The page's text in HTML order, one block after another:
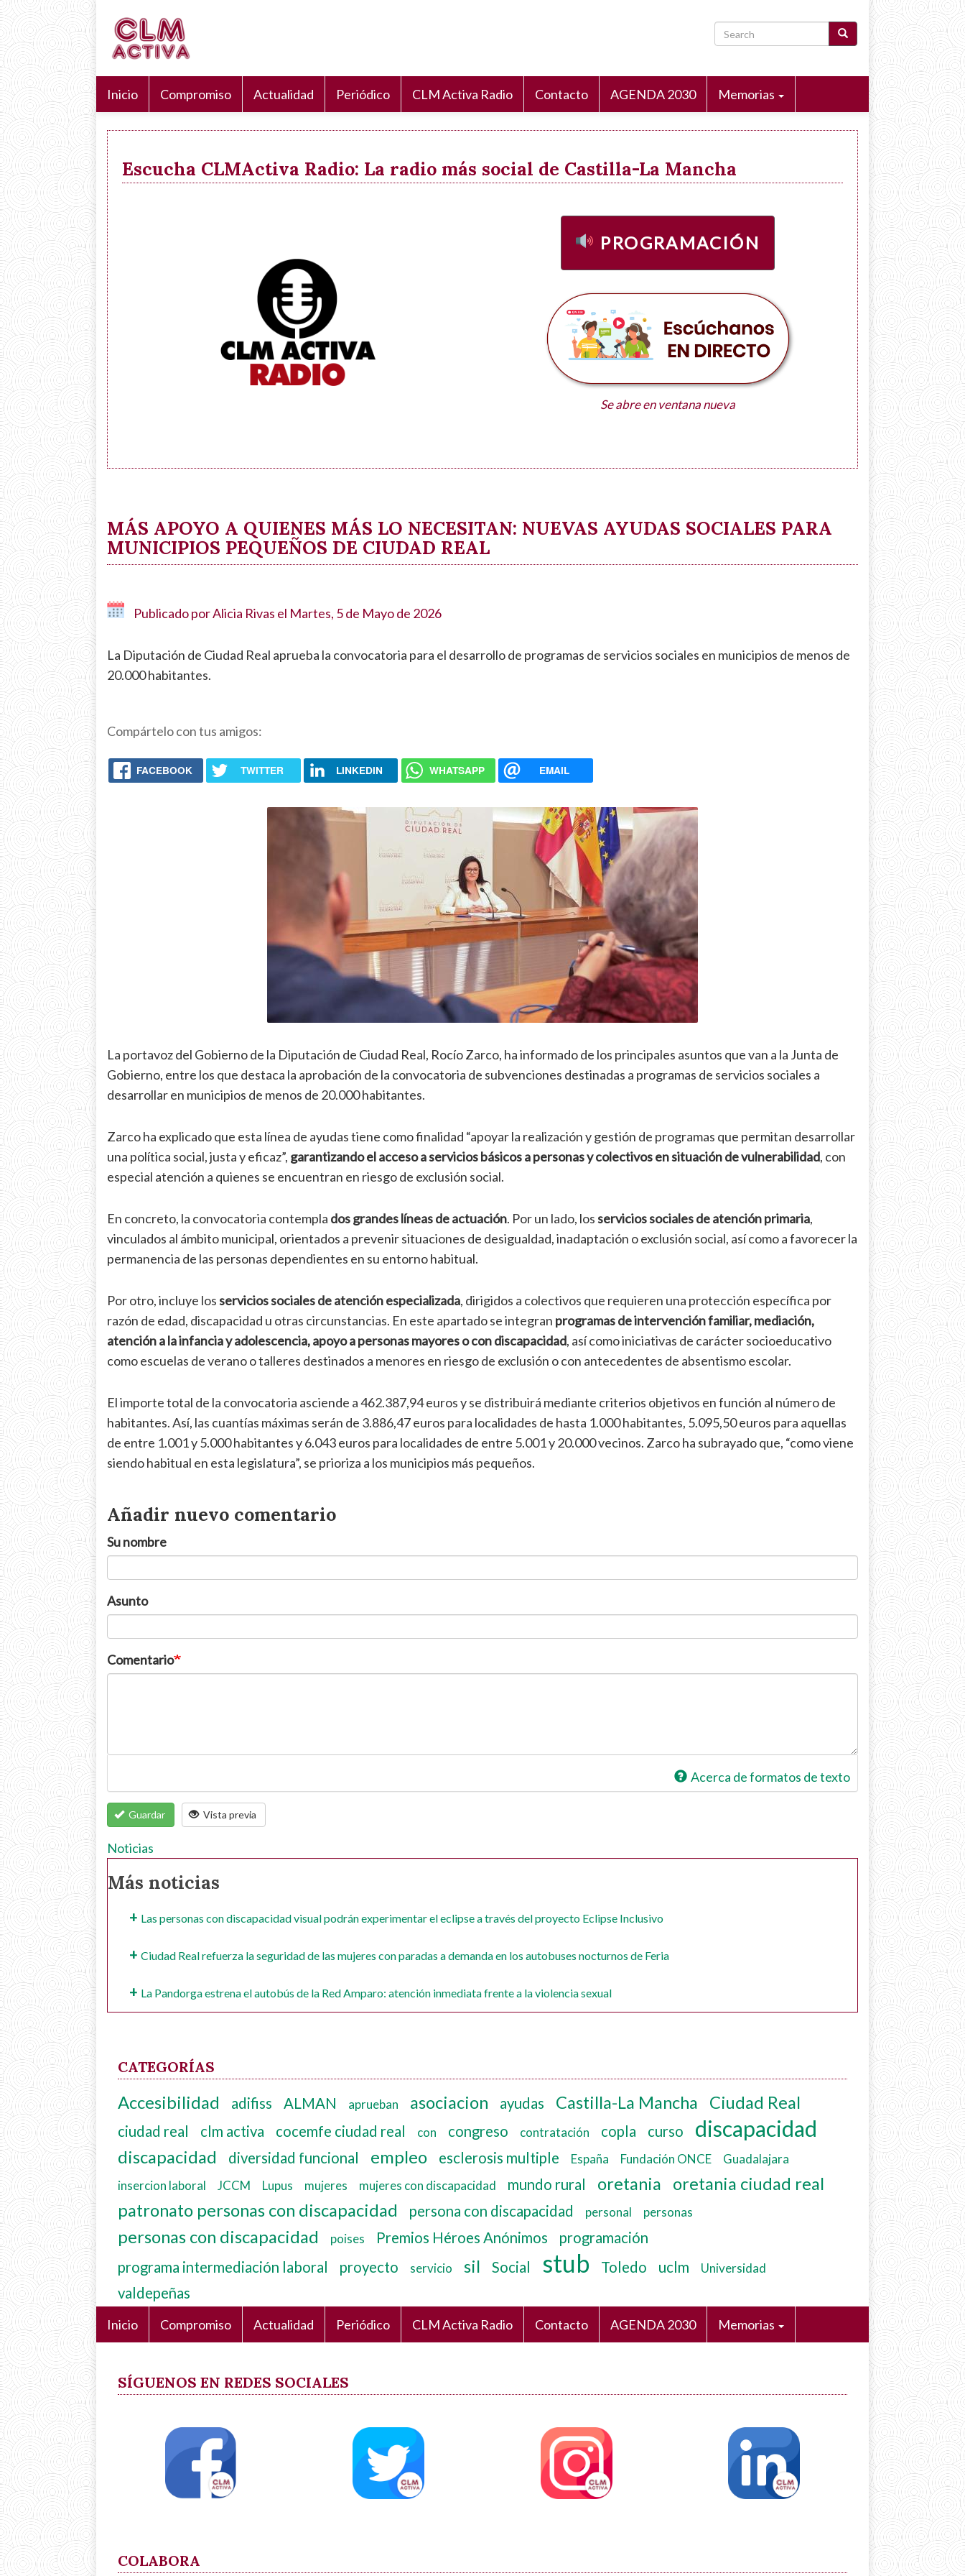
Pasar
al
contenido
principal
Navegación
principal
Inicio Compromiso Actualidad Periódico CLM Activa Radio Contacto AGENDA 2030 Memorias
Buscar
Search
Escucha CLMActiva Radio: La radio más social de Castilla-La Mancha
PROGRAMACIÓN
Se abre en ventana nueva
MÁS APOYO A QUIENES MÁS LO NECESITAN: NUEVAS AYUDAS SOCIALES PARA
MUNICIPIOS PEQUEÑOS DE CIUDAD REAL
Publicado porAlicia Rivas el Martes, 5 de Mayo de 2026
La Diputación de Ciudad Real aprueba la convocatoria para el desarrollo de programas de servicios sociales en municipios de menos de
20.000 habitantes.
Compártelo con tus amigos:
FACEBOOK TWITTER LINKEDIN WHATSAPP EMAIL
La portavoz del Gobierno de la Diputación de Ciudad Real, Rocío Zarco, ha informado de los principales asuntos que van a la Junta de
Gobierno, entre los que destaca la aprobación de la convocatoria de subvenciones destinadas a programas de servicios sociales a
desarrollar en municipios de menos de 20.000 habitantes.
Zarco ha explicado que esta línea de ayudas tiene como finalidad “apoyar la realización y gestión de programas que permitan desarrollar
una política social, justa y eficaz”, garantizando el acceso a servicios básicos a personas y colectivos en situación de vulnerabilidad, con
especial atención a quienes se encuentran en riesgo de exclusión social.
En concreto, la convocatoria contempla dos grandes líneas de actuación. Por un lado, losservicios sociales de atención primaria,
vinculados al ámbito municipal, orientados a prevenir situaciones de desigualdad, inadaptación o exclusión social, así como a favorecer la
permanencia de las personas dependientes en su entorno habitual.
Por otro, incluye losservicios sociales de atención especializada, dirigidos a colectivos que requieren una protección específica por
razón de edad, discapacidad u otras circunstancias. En este apartado se integran programas de intervención familiar, mediación,
atención a la infancia y adolescencia, apoyo a personas mayores o con discapacidad, así como iniciativas de carácter socioeducativo
como escuelas de verano o talleres destinados a menores en riesgo de exclusión o con antecedentes de absentismo escolar.
El importe total de la convocatoria asciende a 462.387,94 euros y se distribuirá mediante criterios objetivos en función al número de
habitantes. Así, las cuantías máximas serán de 3.886,47 euros para localidades de hasta 1.000 habitantes, 5.095,50 euros para aquellas
de entre 1.001 y 5.000 habitantes y 6.043 euros para localidades de entre 5.001 y 20.000 vecinos. Zarco ha subrayado que, “como viene
siendo habitual en esta legislatura”, se prioriza a los municipios más pequeños.
Añadir nuevo comentario
Su nombre
Asunto
Comentario
Acerca de formatos de texto
Guardar Vista previa
Noticias
Más noticias
Las personas con discapacidad visual podrán experimentar el eclipse a través del proyecto Eclipse Inclusivo
Ciudad Real refuerza la seguridad de las mujeres con paradas a demanda en los autobuses nocturnos de Feria
La Pandorga estrena el autobús de la Red Amparo: atención inmediata frente a la violencia sexual
CATEGORÍAS
Accesibilidad adifiss ALMAN aprueban asociacion ayudas Castilla-La Mancha Ciudad Real
ciudad real clm activa cocemfe ciudad real con congreso contratación copla curso discapacidad
discapacidad diversidad funcional empleo esclerosis multiple España Fundación ONCE
Guadalajara
insercion laboral
JCCM Lupus mujeres mujeres con discapacidad mundo rural oretania
oretania ciudad real
patronato personas con discapacidad
persona con discapacidad personal personas
personas con discapacidad poises Premios Héroes Anónimos
programación
programa intermediación laboral
proyecto servicio sil Social stub Toledo uclm Universidad
valdepeñas
Navegación
principal
Inicio Compromiso Actualidad Periódico CLM Activa Radio Contacto AGENDA 2030 Memorias
SÍGUENOS EN REDES SOCIALES
COLABORA